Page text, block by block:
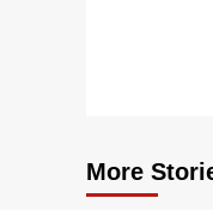
More